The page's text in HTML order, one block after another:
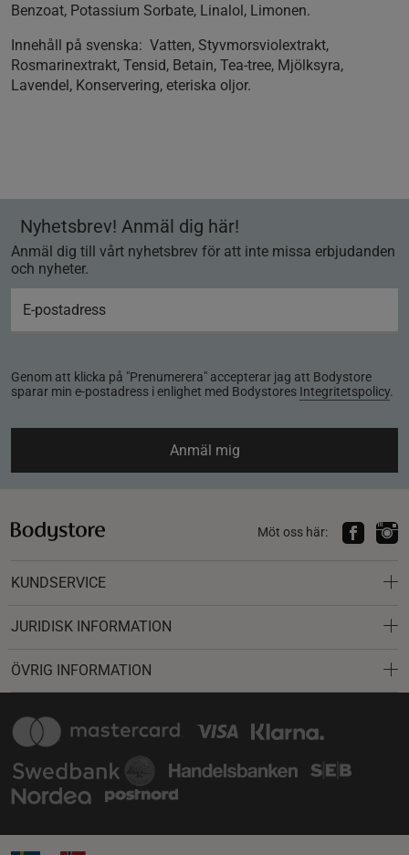
Benzoat, Potassium Sorbate, Linalol, Limonen.
Innehåll på svenska: Vatten, Styvmorsviolextrakt,
Rosmarinextrakt, Tensid, Betain, Tea-tree, Mjölksyra,
Lavendel, Konservering, eteriska oljor.
Nyhetsbrev! Anmäl dig här!
Anmäl dig till vårt nyhetsbrev för att inte missa erbjudanden
och nyheter.
Genom att klicka på "Prenumerera" accepterar jag att Bodystore
sparar min e-postadress i enlighet med Bodystores Integritetspolicy.
Anmäl mig
Möt oss här:
KUNDSERVICE
JURIDISK INFORMATION
ÖVRIG INFORMATION